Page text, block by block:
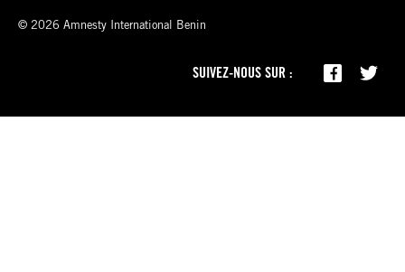
© 2026 Amnesty International Benin
SUIVEZ-NOUS SUR :